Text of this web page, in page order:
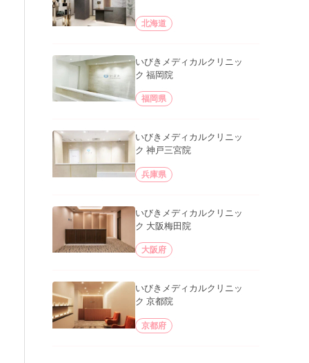
北海道
いびきメディカルクリニッ
ク 福岡院
福岡県
いびきメディカルクリニッ
ク 神戸三宮院
兵庫県
いびきメディカルクリニッ
ク 大阪梅田院
大阪府
いびきメディカルクリニッ
ク 京都院
京都府